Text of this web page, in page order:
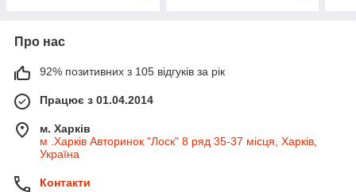
Про нас
92% позитивних з 105 відгуків за рік
Працює з 01.04.2014
м. Харків
м .Харків Авторинок "Лоск" 8 ряд 35-37 місця, Харків,
Україна
Контакти